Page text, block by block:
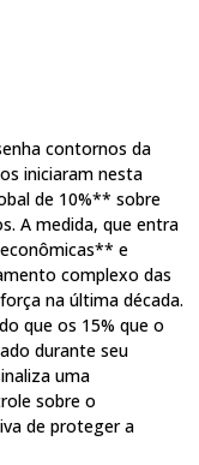
contornos da
iniciaram nesta
de 10%** sobre
A medida, que entra
e
complexo das
na última década.
que os 15% que o
durante seu
uma
sobre o
de proteger a